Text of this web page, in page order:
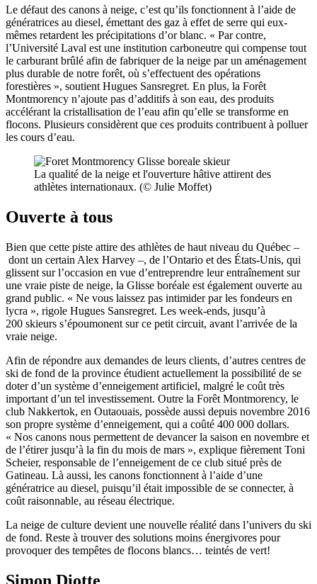
Le défaut des canons à neige, c’est qu’ils fonctionnent à l’aide de
génératrices au diesel, émettant des gaz à effet de serre qui eux-
mêmes retardent les précipitations d’or blanc. « Par contre,
l’Université Laval est une institution carboneutre qui compense tout
le carburant brûlé afin de fabriquer de la neige par un aménagement
plus durable de notre forêt, où s’effectuent des opérations
forestières », soutient Hugues Sansregret. En plus, la Forêt
Montmorency n’ajoute pas d’additifs à son eau, des produits
accélérant la cristallisation de l’eau afin qu’elle se transforme en
flocons. Plusieurs considèrent que ces produits contribuent à polluer
les cours d’eau.
La qualité de la neige et l'ouverture hâtive attirent des
athlètes internationaux. (© Julie Moffet)
Ouverte à tous
Bien que cette piste attire des athlètes de haut niveau du Québec ‒
dont un certain Alex Harvey ‒, de l’Ontario et des États-Unis, qui
glissent sur l’occasion en vue d’entreprendre leur entraînement sur
une vraie piste de neige, la Glisse boréale est également ouverte au
grand public. « Ne vous laissez pas intimider par les fondeurs en
lycra », rigole Hugues Sansregret. Les week-ends, jusqu’à
200 skieurs s’époumonent sur ce petit circuit, avant l’arrivée de la
vraie neige.
Afin de répondre aux demandes de leurs clients, d’autres centres de
ski de fond de la province étudient actuellement la possibilité de se
doter d’un système d’enneigement artificiel, malgré le coût très
important d’un tel investissement. Outre la Forêt Montmorency, le
club Nakkertok, en Outaouais, possède aussi depuis novembre 2016
son propre système d’enneigement, qui a coûté 400 000 dollars.
« Nos canons nous permettent de devancer la saison en novembre et
de l’étirer jusqu’à la fin du mois de mars », explique fièrement Toni
Scheier, responsable de l’enneigement de ce club situé près de
Gatineau. Là aussi, les canons fonctionnent à l’aide d’une
génératrice au diesel, puisqu’il était impossible de se connecter, à
coût raisonnable, au réseau électrique.
La neige de culture devient une nouvelle réalité dans l’univers du ski
de fond. Reste à trouver des solutions moins énergivores pour
provoquer des tempêtes de flocons blancs… teintés de vert!
Simon Diotte